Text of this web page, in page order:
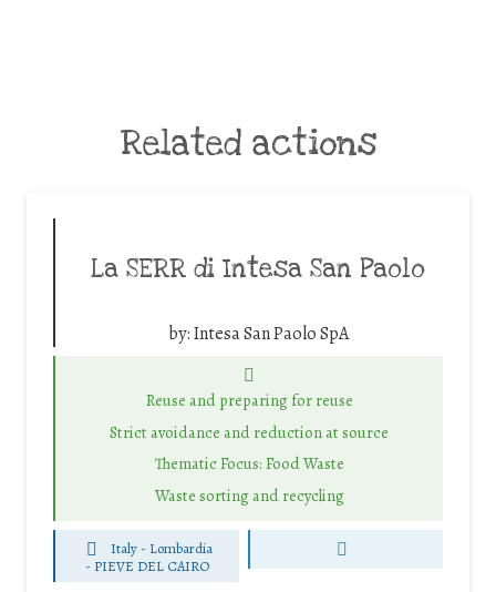
Related actions
La SERR di Intesa San Paolo
by:Intesa San Paolo SpA
Reuse and preparing for reuse
Strict avoidance and reduction at source
Thematic Focus: Food Waste
Waste sorting and recycling
Italy - Lombardia
- PIEVE DEL CAIRO